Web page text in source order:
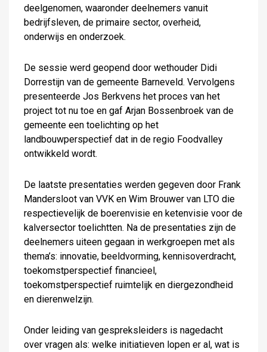
deelgenomen, waaronder deelnemers vanuit
bedrijfsleven, de primaire sector, overheid,
onderwijs en onderzoek.
De sessie werd geopend door wethouder Didi
Dorrestijn van de gemeente Barneveld. Vervolgens
presenteerde Jos Berkvens het proces van het
project tot nu toe en gaf Arjan Bossenbroek van de
gemeente een toelichting op het
landbouwperspectief dat in de regio Foodvalley
ontwikkeld wordt.
De laatste presentaties werden gegeven door Frank
Mandersloot van VVK en Wim Brouwer van LTO die
respectievelijk de boerenvisie en ketenvisie voor de
kalversector toelichtten. Na de presentaties zijn de
deelnemers uiteen gegaan in werkgroepen met als
thema’s: innovatie, beeldvorming, kennisoverdracht,
toekomstperspectief financieel,
toekomstperspectief ruimtelijk en diergezondheid
en dierenwelzijn.
Onder leiding van gespreksleiders is nagedacht
over vragen als: welke initiatieven lopen er al, wat is